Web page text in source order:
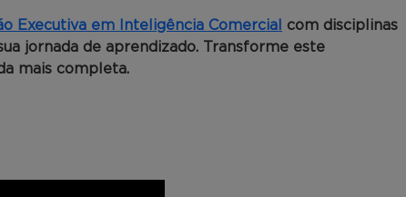
Executiva em Inteligência Comercial
com disciplinas
jornada de aprendizado. Transforme este
mais completa.